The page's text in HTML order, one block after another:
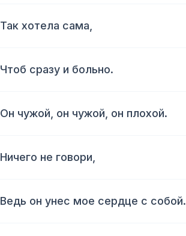
Так хотела сама,
Чтоб сразу и больно.
Он чужой, он чужой, он плохой.
Ничего не говори,
Ведь он унес мое сердце с собой.